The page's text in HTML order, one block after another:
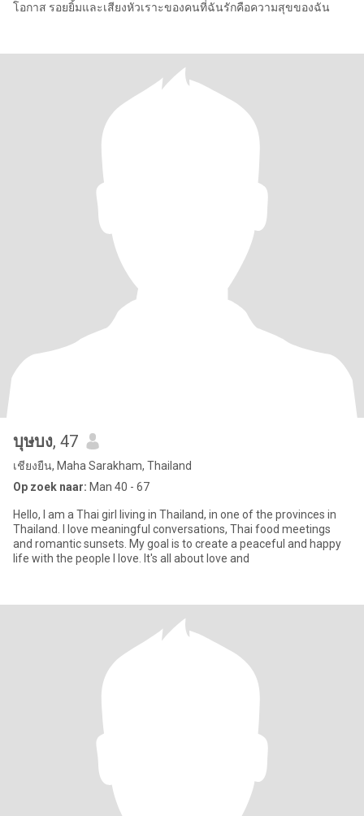
โอกาส รอยยิ้มและเสียงหัวเราะของคนที่ฉันรักคือความสุขของฉัน
บุษบง, 47
เชียงยืน, Maha Sarakham, Thailand
Op zoek naar: Man 40 - 67
Hello, I am a Thai girl living in Thailand, in one of the provinces in
Thailand. I love meaningful conversations, Thai food meetings
and romantic sunsets. My goal is to create a peaceful and happy
life with the people I love. It's all about love and